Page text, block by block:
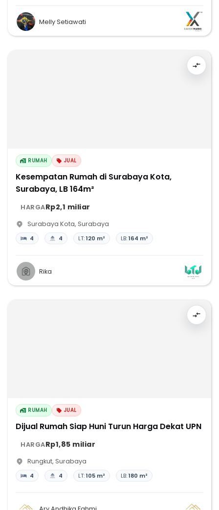
Melly Setiawati
RUMAH JUAL
Kesempatan Rumah di Surabaya Kota,
Surabaya, LB 164m²
HARGARp2,1 miliar
Surabaya Kota, Surabaya
4 4 LT:120 m² LB:164 m²
Rika
RUMAH JUAL
Dijual Rumah Siap Huni Turun Harga Dekat UPN
HARGARp1,85 miliar
Rungkut, Surabaya
4 4 LT:105 m² LB:180 m²